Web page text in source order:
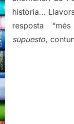
història…
resposta
supuesto,